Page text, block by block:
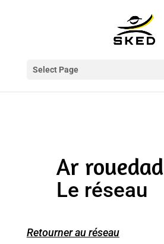
Select Page
Ar rouedad
Le réseau
Retourner au réseau